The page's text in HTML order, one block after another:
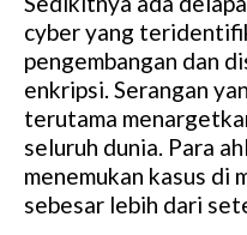
cyber yang
pengembangan dan
enkripsi. Serangan
terutama
seluruh dunia. Para
menemukan kasus di
sebesar lebih dari